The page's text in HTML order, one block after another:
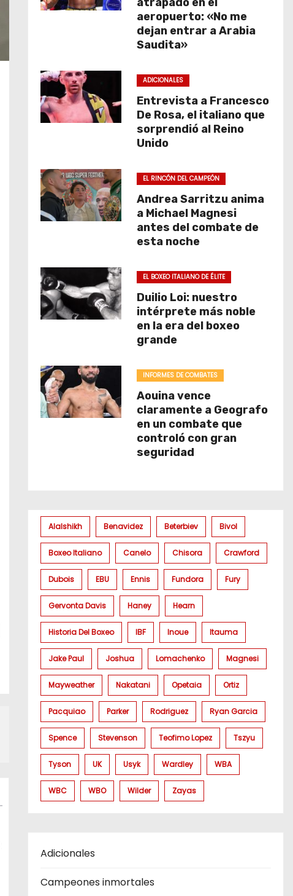
aeropuerto: «No me
dejan entrar a Arabia
Saudita»
ADICIONALES
Entrevista a Francesco
De Rosa, el italiano que
sorprendió al Reino
Unido
EL RINCÓN DEL CAMPEÓN
Andrea Sarritzu anima
a Michael Magnesi
antes del combate de
esta noche
EL BOXEO ITALIANO DE ÉLITE
Duilio Loi: nuestro
intérprete más noble
en la era del boxeo
grande
INFORMES DE COMBATES
Aouina vence
claramente a Geografo
en un combate que
controló con gran
seguridad
Alalshikh Benavidez Beterbiev Bivol
Boxeo Italiano Canelo Chisora Crawford
Dubois EBU Ennis Fundora Fury
Gervonta Davis Haney Hearn
Historia Del Boxeo IBF Inoue Itauma
Jake Paul Joshua Lomachenko Magnesi
Mayweather Nakatani Opetaia Ortiz
Pacquiao Parker Rodriguez Ryan Garcia
Spence Stevenson Teofimo Lopez Tszyu
Tyson UK Usyk Wardley WBA
WBC WBO Wilder Zayas
Adicionales
Campeones inmortales